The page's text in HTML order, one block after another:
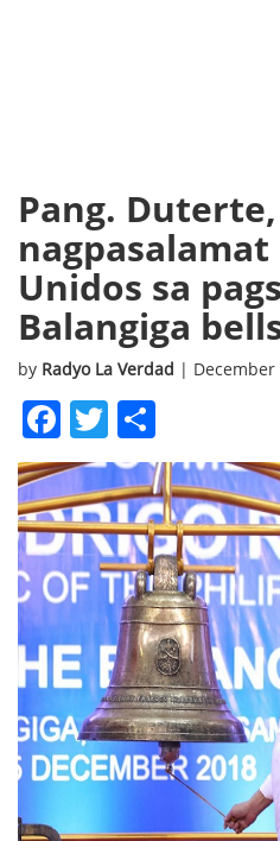
Pang. Duterte,
nagpasalamat
Unidos sa
Balangiga
by Radyo La Verdad | December
Facebook
Twitter